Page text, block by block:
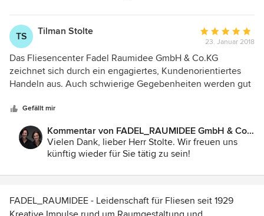
TS Tilman Stolte
Bewertung:
5
von
5
23. Januar 2018
Das Fliesencenter Fadel Raumidee GmbH & Co.KG
zeichnet sich durch ein engagiertes, Kundenorientiertes
Handeln aus. Auch schwierige Gegebenheiten werden gut
zufrieden mit der Arbeit der beiden sympatischen Damen.
Tilman Stolte, Architekt AKH
Gefällt mir
Kommentar von FADEL_RAUMIDEE GmbH & Co.
KG:
Vielen Dank, lieber Herr Stolte. Wir freuen uns
künftig wieder für Sie tätig zu sein!
FADEL_RAUMIDEE - Leidenschaft für Fliesen seit 1929